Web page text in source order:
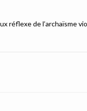
réflexe de l’archaïsme